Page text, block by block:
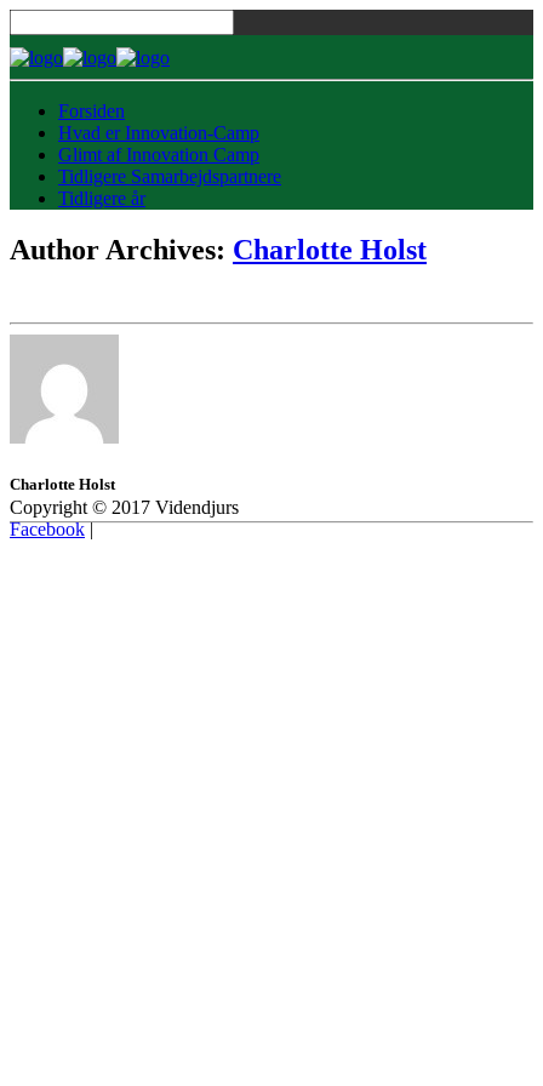
Forsiden
Hvad er Innovation-Camp
Glimt af Innovation Camp
Tidligere Samarbejdspartnere
Tidligere år
Author Archives: Charlotte Holst
Charlotte Holst
Copyright © 2017 Videndjurs
Facebook|